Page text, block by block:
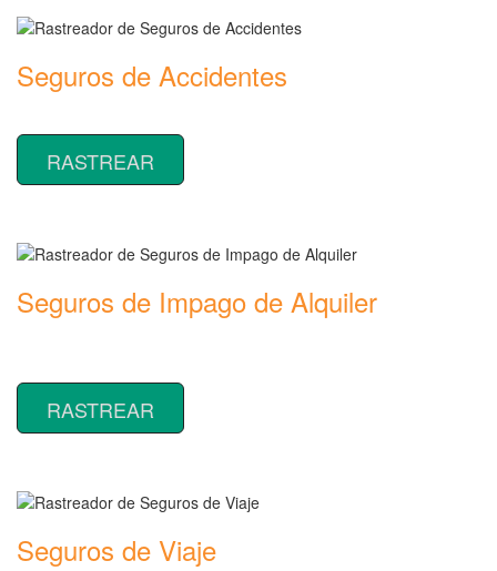
Seguros de Accidentes
RASTREAR
Seguros de Impago de Alquiler
RASTREAR
Seguros de Viaje